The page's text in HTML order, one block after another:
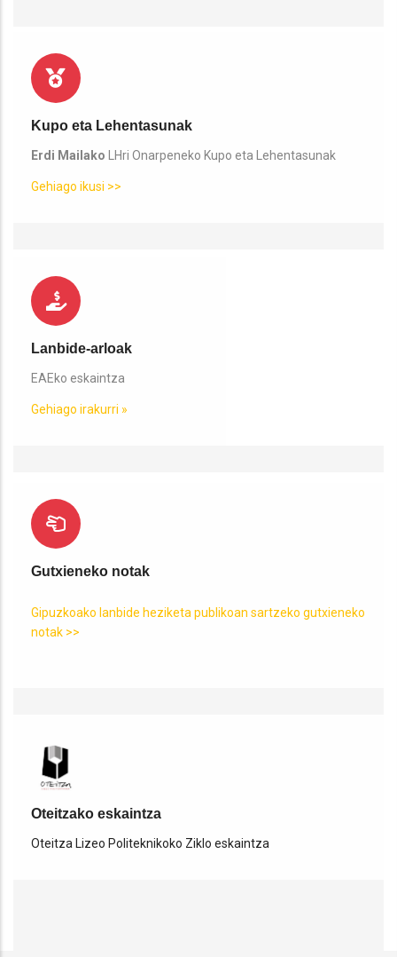
Kupo eta Lehentasunak
Erdi Mailako LHri Onarpeneko Kupo eta Lehentasunak
Gehiago ikusi >>
Lanbide-arloak
EAEko eskaintza
Gehiago irakurri »
Gutxieneko notak
Gipuzkoako lanbide heziketa publikoan sartzeko gutxieneko
notak >>
Oteitzako eskaintza
Oteitza Lizeo Politeknikoko Ziklo eskaintza